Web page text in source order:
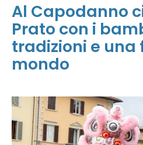
Al Capodanno
Prato con i
tradizioni e una
mondo